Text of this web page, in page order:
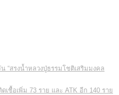
“สรงน้ำหลวงปู่ธรรมโชติเสริมมงคล
เชื้อเพิ่ม 73 ราย และ ATK อีก 140 ราย